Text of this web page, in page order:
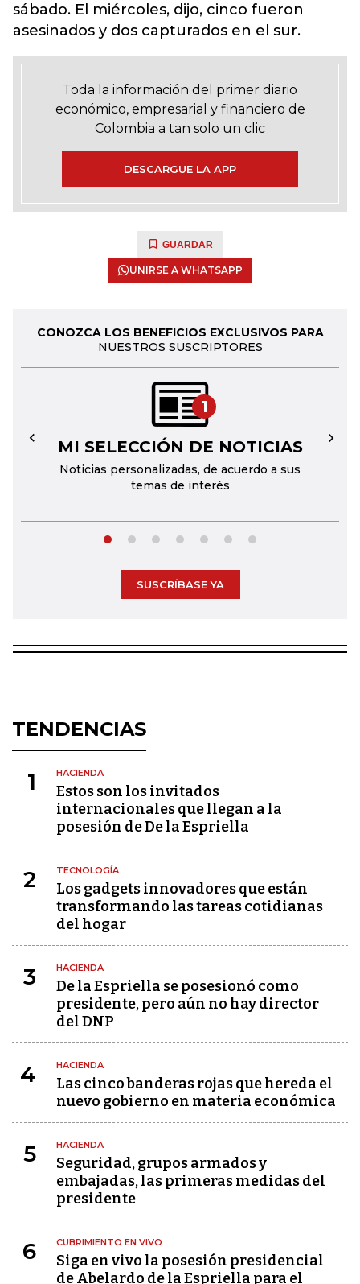
sábado. El miércoles, dijo, cinco fueron
asesinados y dos capturados en el sur.
Toda la información del primer diario
económico, empresarial y financiero de
Colombia a tan solo un clic
DESCARGUE LA APP
GUARDAR
UNIRSE A WHATSAPP
CONOZCA LOS BENEFICIOS EXCLUSIVOS PARA
NUESTROS SUSCRIPTORES
1
MI SELECCIÓN DE NOTICIAS
Noticias personalizadas, de acuerdo a sus
temas de interés
← →
SUSCRÍBASE YA
TENDENCIAS
1 HACIENDA
Estos son los invitados
internacionales que llegan a la
posesión de De la Espriella
2 TECNOLOGÍA
Los gadgets innovadores que están
transformando las tareas cotidianas
del hogar
3 HACIENDA
De la Espriella se posesionó como
presidente, pero aún no hay director
del DNP
4 HACIENDA
Las cinco banderas rojas que hereda el
nuevo gobierno en materia económica
5 HACIENDA
Seguridad, grupos armados y
embajadas, las primeras medidas del
presidente
6 CUBRIMIENTO EN VIVO
Siga en vivo la posesión presidencial
de Abelardo de la Espriella para el